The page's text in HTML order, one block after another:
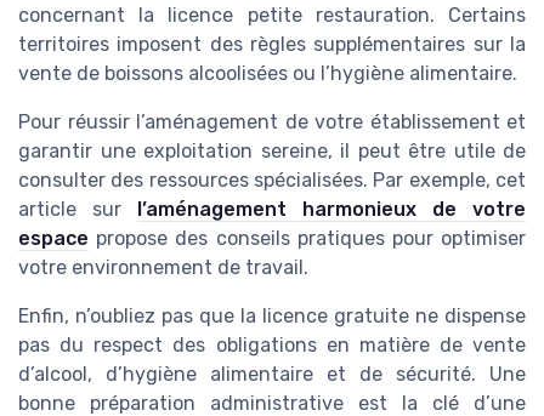
concernant la licence petite restauration. Certains
territoires imposent des règles supplémentaires sur la
vente de boissons alcoolisées ou l’hygiène alimentaire.
Pour réussir l’aménagement de votre établissement et
garantir une exploitation sereine, il peut être utile de
consulter des ressources spécialisées. Par exemple, cet
article sur l’aménagement harmonieux de votre
espace propose des conseils pratiques pour optimiser
votre environnement de travail.
Enfin, n’oubliez pas que la licence gratuite ne dispense
pas du respect des obligations en matière de vente
d’alcool, d’hygiène alimentaire et de sécurité. Une
bonne préparation administrative est la clé d’une